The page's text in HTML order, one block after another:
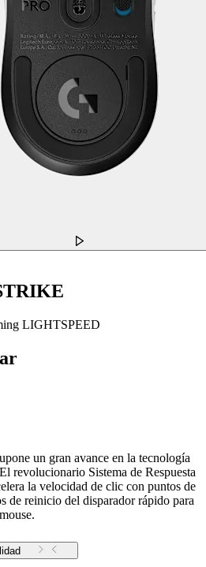
LIGHTSPEED
un gran avance en la tecnología
revolucionario Sistema de Respuesta
la velocidad de clic con puntos de
de reinicio del disparador rápido para